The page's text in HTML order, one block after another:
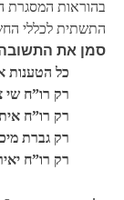
בהוראות המסגרת
התשתית לכללי
סמן את התשובה
כל הטענות
רק רו”ח שי
רק רו”ח
רק גברת
רק רו”ח